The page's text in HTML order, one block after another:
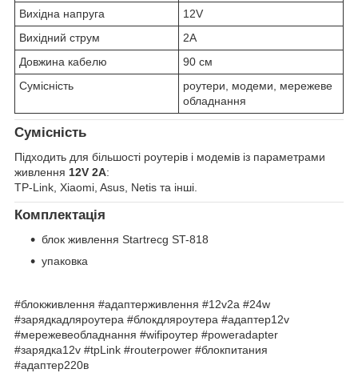
Вихідна напруга
12V
Вихідний струм
2A
Довжина кабелю
90 см
Сумісність
роутери, модеми, мережеве
обладнання
Сумісність
Підходить для більшості роутерів і модемів із параметрами
живлення 12V 2A:
TP-Link, Xiaomi, Asus, Netis та інші.
Комплектація
блок живлення Startrecg ST-818
упаковка
#блокживлення #адаптерживлення #12v2a #24w
#зарядкадляроутера #блокдляроутера #адаптер12v
#мережевеобладнання #wifiроутер #poweradapter
#зарядка12v #tpLink #routerpower #блокпитания
#адаптер220в